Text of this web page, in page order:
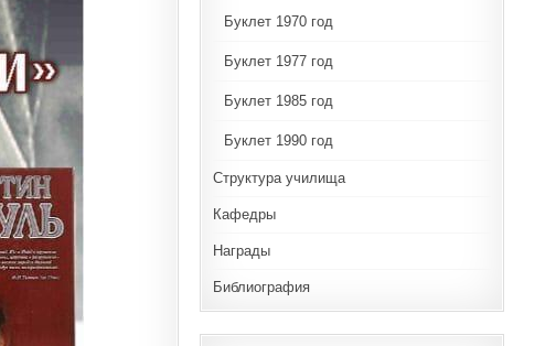
Буклет 1970 год
Буклет 1977 год
Буклет 1985 год
Буклет 1990 год
Структура училища
Кафедры
Награды
Библиография